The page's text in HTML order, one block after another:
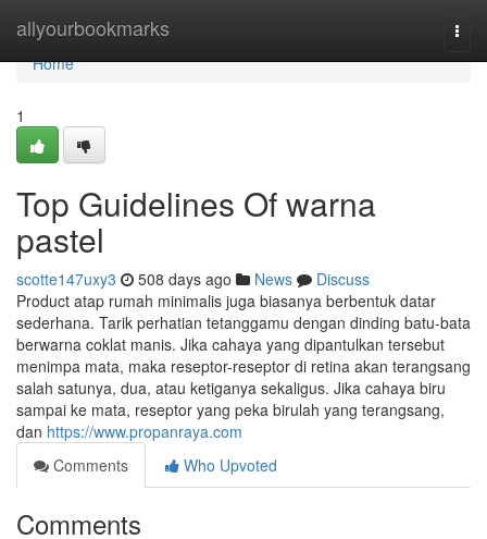
allyourbookmarks
Home
Home
1
Top Guidelines Of warna
pastel
scotte147uxy3 508 days ago News
Discuss
Product atap rumah minimalis juga biasanya berbentuk datar
sederhana. Tarik perhatian tetanggamu dengan dinding batu-bata
berwarna coklat manis. Jika cahaya yang dipantulkan tersebut
menimpa mata, maka reseptor-reseptor di retina akan terangsang
salah satunya, dua, atau ketiganya sekaligus. Jika cahaya biru
sampai ke mata, reseptor yang peka birulah yang terangsang,
dan https://www.propanraya.com
Comments
Who Upvoted
Comments